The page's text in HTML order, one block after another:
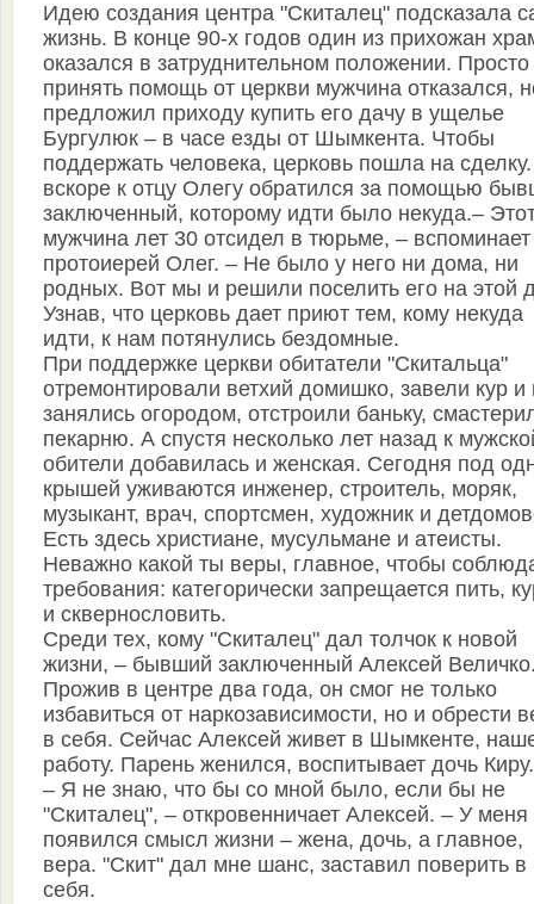
Идею создания центра "Скиталец" подсказала
жизнь. В конце 90-х годов один из прихожан
оказался в затруднительном положении. Просто
принять помощь от церкви мужчина отказался,
предложил приходу купить его дачу в ущелье
Бургулюк – в часе езды от Шымкента. Чтобы
поддержать человека, церковь пошла на
вскоре к отцу Олегу обратился за помощью
заключенный, которому идти было некуда.–
мужчина лет 30 отсидел в тюрьме, – вспоминает
протоиерей Олег. – Не было у него ни дома, ни
родных. Вот мы и решили поселить его на этой
Узнав, что церковь дает приют тем, кому некуда
идти, к нам потянулись бездомные.
При поддержке церкви обитатели "Скитальца"
отремонтировали ветхий домишко, завели кур и
занялись огородом, отстроили баньку,
пекарню. А спустя несколько лет назад к
обители добавилась и женская. Сегодня под
крышей уживаются инженер, строитель, моряк,
музыкант, врач, спортсмен, художник и
Есть здесь христиане, мусульмане и атеисты.
Неважно какой ты веры, главное, чтобы
требования: категорически запрещается пить,
и сквернословить.
Среди тех, кому "Скиталец" дал толчок к новой
жизни, – бывший заключенный Алексей
Прожив в центре два года, он смог не только
избавиться от наркозависимости, но и обрести
в себя. Сейчас Алексей живет в Шымкенте,
работу. Парень женился, воспитывает дочь Киру.
– Я не знаю, что бы со мной было, если бы не
"Скиталец", – откровенничает Алексей. – У меня
появился смысл жизни – жена, дочь, а главное,
вера. "Скит" дал мне шанс, заставил поверить в
себя.